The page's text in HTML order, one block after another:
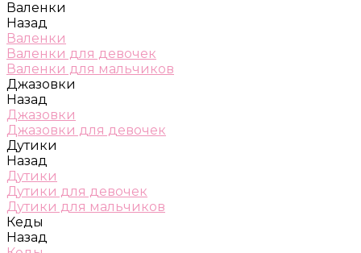
Валенки
Назад
Валенки
Валенки для девочек
Валенки для мальчиков
Джазовки
Назад
Джазовки
Джазовки для девочек
Дутики
Назад
Дутики
Дутики для девочек
Дутики для мальчиков
Кеды
Назад